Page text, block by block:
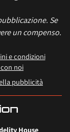
Se
un compenso.
e condizioni
noi
pubblicità
House